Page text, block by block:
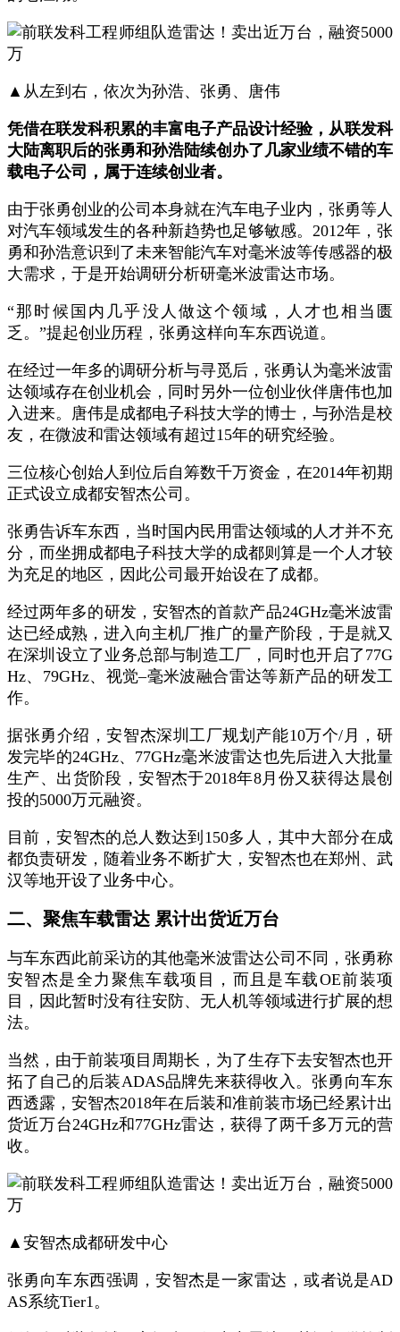
▲ 从左到右，依次为孙浩、张勇、唐伟
凭借在联发科积累的丰富电子产品设计经验，从联发科
大陆离职后的张勇和孙浩陆续创办了几家业绩不错的车
载电子公司，属于连续创业者。
由于张勇创业的公司本身就在汽车电子业内，张勇等人
对汽车领域发生的各种新趋势也足够敏感。 2012年，张
勇和孙浩意识到了未来智能汽车对毫米波等传感器的极
大需求，于是开始调研分析研毫米波雷达市场。
“那时候国内几乎没人做这个领域，人才也相当匮
乏。 ”提起创业历程，张勇这样向车东西说道。
在经过一年多的调研分析与寻觅后，张勇认为毫米波雷
达领域存在创业机会，同时另外一位创业伙伴唐伟也加
入进来。唐伟是成都电子科技大学的博士，与孙浩是校
友，在微波和雷达领域有超过15年的研究经验。
三位核心创始人到位后自筹数千万资金，在2014年初期
正式设立成都安智杰公司。
张勇告诉车东西，当时国内民用雷达领域的人才并不充
分，而坐拥成都电子科技大学的成都则算是一个人才较
为充足的地区，因此公司最开始设在了成都。
经过两年多的研发，安智杰的首款产品24GHz毫米波雷
达已经成熟，进入向主机厂推广的量产阶段，于是就又
在深圳设立了业务总部与制造工厂， 同时也开启了77G
Hz、 79GHz、视觉–毫米波融合雷达等新产品的研发工
作。
据张勇介绍，安智杰深圳工厂规划产能10万个/月，研
发完毕的24GHz、77GHz毫米波雷达也先后进入大批量
生产、出货阶段，安智杰于2018年8月份又获得达晨创
投的5000万元融资。
目前，安智杰的总人数达到150多人，其中大部分在成
都负责研发，随着业务不断扩大，安智杰也在郑州、武
汉等地开设了业务中心。
二、聚焦车载雷达 累计出货近万台
与车东西此前采访的其他毫米波雷达公司不同，张勇称
安智杰是全力聚焦车载项目，而且是车载OE前装项
目，因此暂时没有往安防、无人机等领域进行扩展的想
法。
当然，由于前装项目周期长，为了生存下去安智杰也开
拓了自己的后装ADAS品牌先来获得收入。张勇向车东
西透露，安智杰2018年在后装和准前装市场已经累计出
货近万台24GHz和77GHz雷达，获得了两千多万元的营
收。
▲安智杰成都研发中心
张勇向车东西强调，安智杰是一家雷达，或者说是AD
AS系统Tier1。